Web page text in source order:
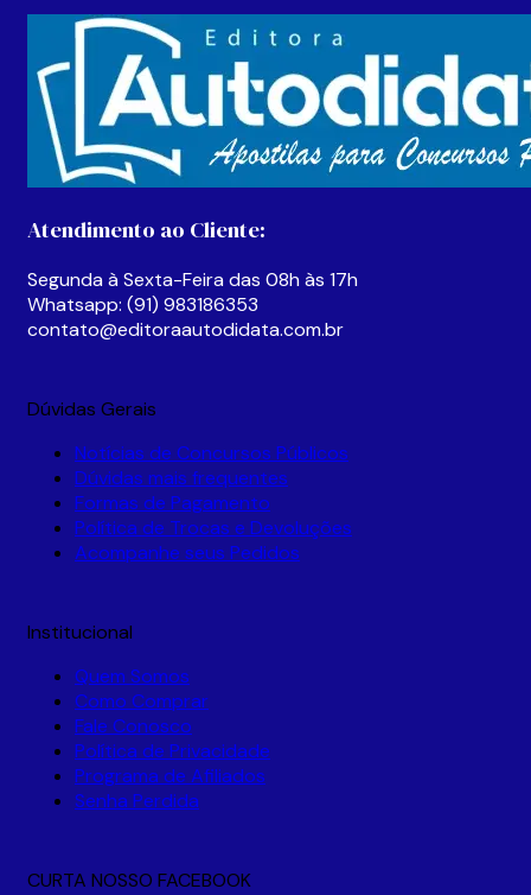
Atendimento ao Cliente:
Segunda à Sexta-Feira das 08h às 17h
Whatsapp: (91) 983186353
contato@editoraautodidata.com.br
Dúvidas Gerais
Notícias de Concursos Públicos
Dúvidas mais frequentes
Formas de Pagamento
Política de Trocas e Devoluções
Acompanhe seus Pedidos
Institucional
Quem Somos
Como Comprar
Fale Conosco
Política de Privacidade
Programa de Afiliados
Senha Perdida
CURTA NOSSO FACEBOOK